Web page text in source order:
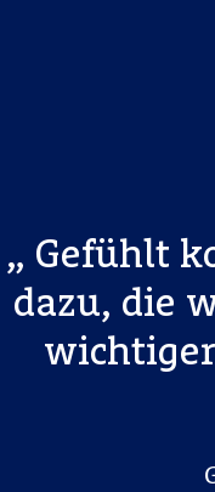
Gefühlt
dazu, die